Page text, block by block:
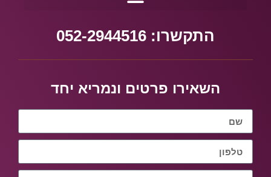
התקשרו: 052-2944516
השאירו פרטים ונמריא יחד